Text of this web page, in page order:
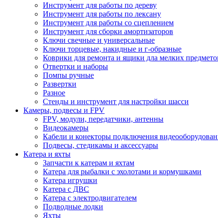
Инструмент для работы по дереву
Инструмент для работы по лексану
Инструмент для работы со сцеплением
Инструмент для сборки амортизаторов
Ключи свечные и универсальные
Ключи торцевые, накидные и г-образные
Коврики для ремонта и ящики дла мелких
Отвертки и наборы
Помпы ручные
Развертки
Разное
Стенды и инструмент для настройки шасси
Камеры, подвесы и FPV
FPV, модули, передатчики, антенны
Видеокамеры
Кабели и конекторы подключения
Подвесы, стедикамы и аксессуары
Катера и яхты
Запчасти к катерам и яхтам
Катера для рыбалки с эхолотами и кормушками
Катера игрушки
Катера с ДВС
Катера с электродвигателем
Подводные лодки
Яхты